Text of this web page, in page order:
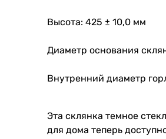
Высота: 425 ± 10,0 мм
Диаметр основания
Внутренний диаметр
Эта склянка темное
для дома теперь